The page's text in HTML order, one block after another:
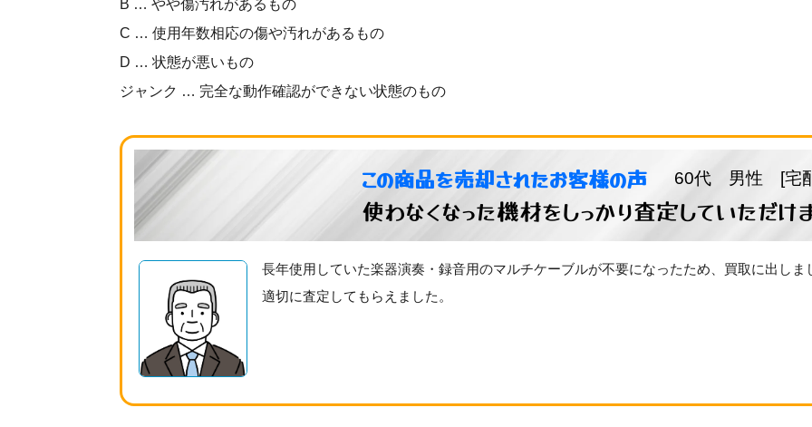
B … やや傷汚れがあるもの
C … 使用年数相応の傷や汚れがあるもの
D … 状態が悪いもの
ジャンク … 完全な動作確認ができない状態のもの
この商品を売却されたお客様の声 60代 男性 [宅
使わなくなった機材をしっかり査定していただけ
長年使用していた楽器演奏・録音用のマルチケーブルが不要になったため、買取に出し
適切に査定してもらえました。